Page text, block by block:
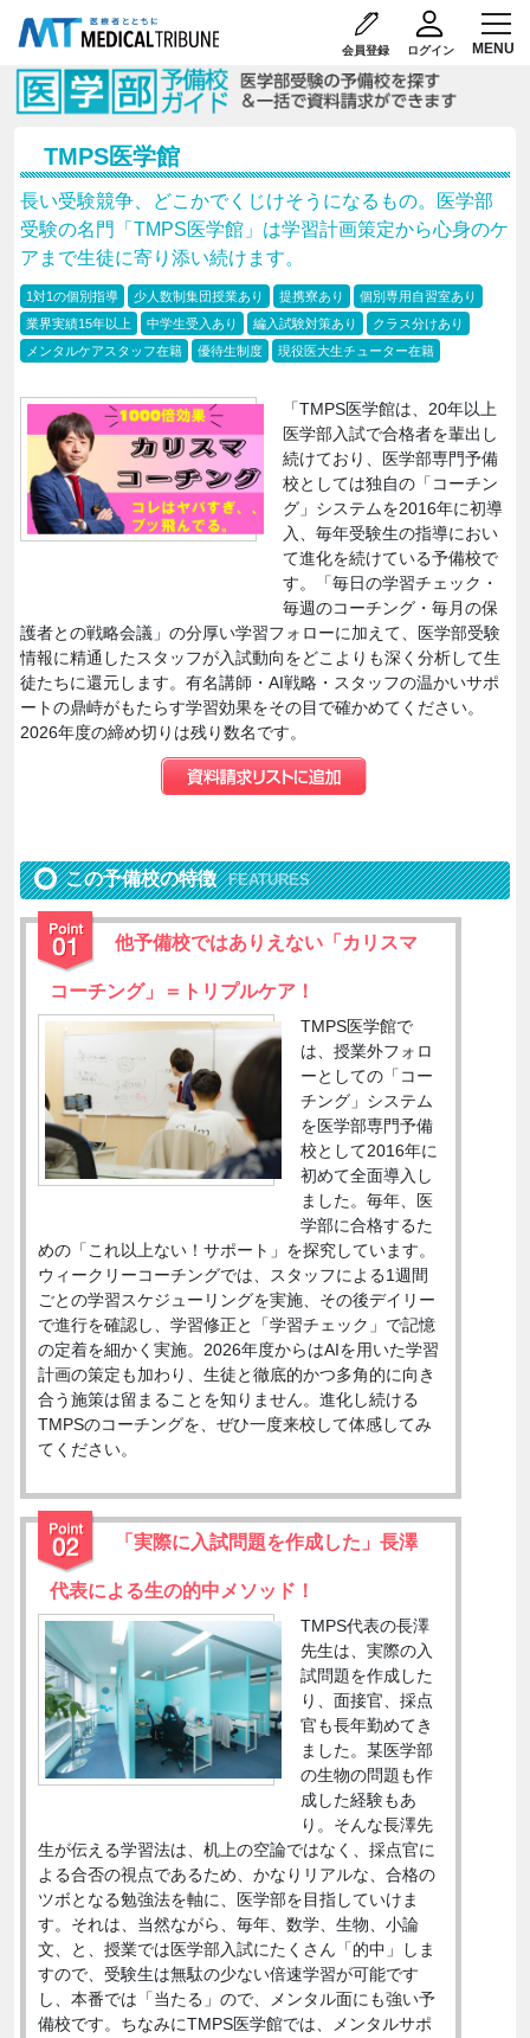
会員登録 ログイン
TMPS医学館
長い受験競争、どこかでくじけそうになるもの。医学部
受験の名門「TMPS医学館」は学習計画策定から心身のケ
アまで生徒に寄り添い続けます。
1対1の個別指導 少人数制集団授業あり 提携寮あり
個別専用自習室あり
業界実績15年以上
中学生受入あり 編入試験対策あり
クラス分けあり
メンタルケアスタッフ在籍
優待生制度 現役医大生チューター在籍
「TMPS医学館は、20年以上
医学部入試で合格者を輩出し
続けており、医学部専門予備
校としては独自の「コーチン
グ」システムを2016年に初導
入、毎年受験生の指導におい
て進化を続けている予備校で
す。「毎日の学習チェック・
毎週のコーチング・毎月の保
護者との戦略会議」の分厚い学習フォローに加えて、医学部受験
情報に精通したスタッフが入試動向をどこよりも深く分析して生
徒たちに還元します。有名講師・AI戦略・スタッフの温かいサポ
ートの鼎峙がもたらす学習効果をその目で確かめてください。
2026年度の締め切りは残り数名です。
この予備校の特徴 FEATURES
他予備校ではありえない「カリスマ
コーチング」＝トリプルケア！
TMPS医学館で
は、授業外フォロ
ーとしての「コー
チング」システム
を医学部専門予備
校として2016年に
初めて全面導入し
ました。毎年、医
学部に合格するた
めの「これ以上ない！サポート」を探究しています。
ウィークリーコーチングでは、スタッフによる1週間
ごとの学習スケジューリングを実施、その後デイリー
で進行を確認し、学習修正と「学習チェック」で記憶
の定着を細かく実施。2026年度からはAIを用いた学習
計画の策定も加わり、生徒と徹底的かつ多角的に向き
合う施策は留まることを知りません。進化し続ける
TMPSのコーチングを、ぜひ一度来校して体感してみ
てください。
「実際に入試問題を作成した」長澤
代表による生の的中メソッド！
TMPS代表の長澤
先生は、実際の入
試問題を作成した
り、面接官、採点
官も長年勤めてき
ました。某医学部
の生物の問題も作
成した経験もあ
り。そんな長澤先
生が伝える学習法は、机上の空論ではなく、採点官に
よる合否の視点であるため、かなりリアルな、合格の
ツボとなる勉強法を軸に、医学部を目指していけま
す。それは、当然ながら、毎年、数学、生物、小論
文、と、授業では医学部入試にたくさん「的中」しま
すので、受験生は無駄の少ない倍速学習が可能です
し、本番では「当たる」ので、メンタル面にも強い予
備校です。ちなみにTMPS医学館では、メンタルサポ